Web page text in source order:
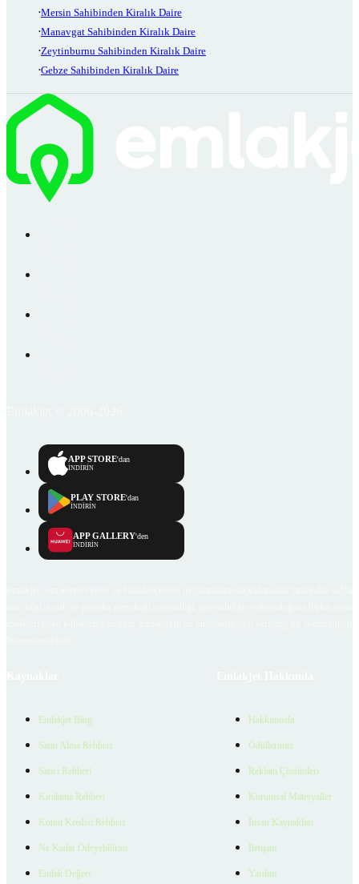
Mersin Sahibinden Kiralık Daire
Manavgat Sahibinden Kiralık Daire
Zeytinburnu Sahibinden Kiralık Daire
Gebze Sahibinden Kiralık Daire
APP STORE'dan
İNDİRİN
PLAY STORE'dan
İNDİRİN
APP GALLERY'den
İNDİRİN
Emlakjet Blog
Satın Alma Rehberi
Satıcı Rehberi
Kiralama Rehberi
Konut Kredisi Rehberi
Ne Kadar Ödeyebilirim
Emlak Değeri
Hakkımızda
Ödüllerimiz
Reklam Çözümleri
Kurumsal Materyaller
İnsan Kaynakları
İletişim
Yardım